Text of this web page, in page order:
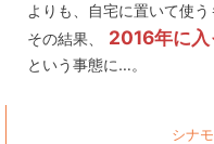
よりも、自宅に置いて使う
その結果、
2016年に入
という事態に…。
シナ